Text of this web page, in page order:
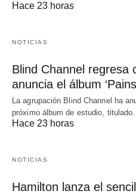
Hace 23 horas
NOTICIAS
Blind Channel regresa
anuncia el álbum
La agrupación Blind Channel ha
próximo álbum de estudio, titulado…
Hace 23 horas
NOTICIAS
Hamilton lanza el